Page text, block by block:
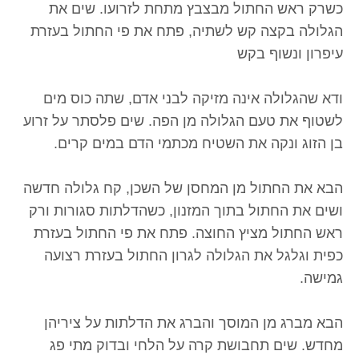
כשרק ראש החתול מבצבץ מתחת לזרועו. שים את
הגלולה בקצה קש לשתיה, פתח את פי החתול בעזרת
עיפרון ונשוף בקש
ודא שהגלולה אינה מזיקה לבני אדם, שתה כוס מים
לשטוף את טעם הגלולה מן הפה. שים פלסתר על זרוע
בן הזוג ונקה את השטיח מכתמי הדם במים קרים.
הבא את החתול מן המחסן של השכן, קח גלולה חדשה
ושים את החתול בתוך המזנון, כשהדלתות סגורות ורק
ראש החתול מציץ החוצה. פתח את פי החתול בעזרת
כפית וגלגל את הגלולה לגרון החתול בעזרת רצועה
גמישה.
הבא מברג מן המוסך והברג את הדלתות על ציריהן
מחדש. שים תחבושת קרה על הלחי ובדוק מתי פג